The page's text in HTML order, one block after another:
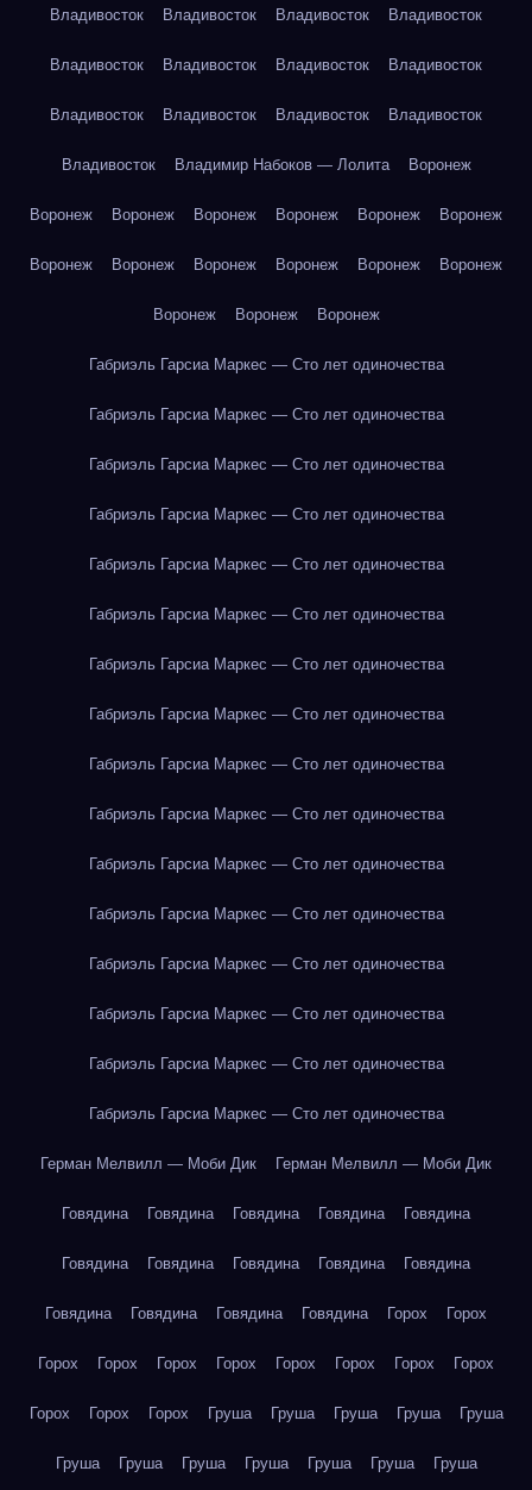
Владивосток Владивосток Владивосток Владивосток
Владивосток Владивосток Владивосток Владивосток
Владивосток Владивосток Владивосток Владивосток
Владивосток Владимир Набоков — Лолита Воронеж
Воронеж Воронеж Воронеж Воронеж Воронеж Воронеж
Воронеж Воронеж Воронеж Воронеж Воронеж Воронеж
Воронеж Воронеж Воронеж
Габриэль Гарсиа Маркес — Сто лет одиночества
Габриэль Гарсиа Маркес — Сто лет одиночества
Габриэль Гарсиа Маркес — Сто лет одиночества
Габриэль Гарсиа Маркес — Сто лет одиночества
Габриэль Гарсиа Маркес — Сто лет одиночества
Габриэль Гарсиа Маркес — Сто лет одиночества
Габриэль Гарсиа Маркес — Сто лет одиночества
Габриэль Гарсиа Маркес — Сто лет одиночества
Габриэль Гарсиа Маркес — Сто лет одиночества
Габриэль Гарсиа Маркес — Сто лет одиночества
Габриэль Гарсиа Маркес — Сто лет одиночества
Габриэль Гарсиа Маркес — Сто лет одиночества
Габриэль Гарсиа Маркес — Сто лет одиночества
Габриэль Гарсиа Маркес — Сто лет одиночества
Габриэль Гарсиа Маркес — Сто лет одиночества
Габриэль Гарсиа Маркес — Сто лет одиночества
Герман Мелвилл — Моби Дик Герман Мелвилл — Моби Дик
Говядина Говядина Говядина Говядина Говядина
Говядина Говядина Говядина Говядина Говядина
Говядина Говядина Говядина Говядина Горох Горох
Горох Горох Горох Горох Горох Горох Горох Горох
Горох Горох Горох Груша Груша Груша Груша Груша
Груша Груша Груша Груша Груша Груша Груша